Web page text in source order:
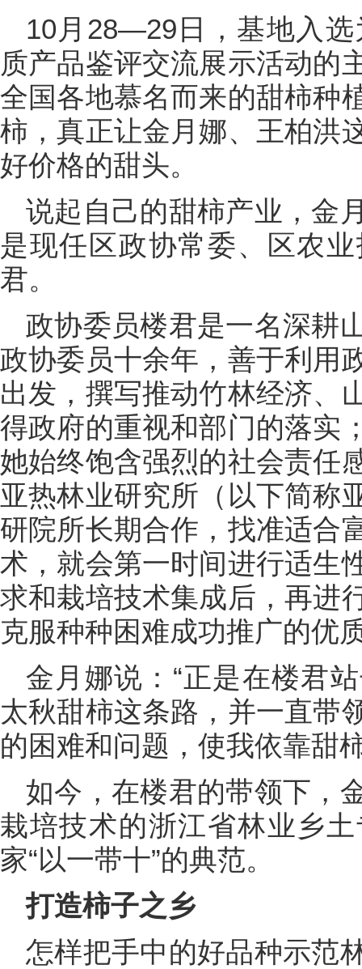
10月28—29日，基地入
质产品鉴评交流展示活动的
全国各地慕名而来的甜柿种
柿，真正让金月娜、王柏洪
好价格的甜头。
说起自己的甜柿产业，金
是现任区政协常委、区农
君。
政协委员楼君是一名深耕
政协委员十余年，善于利用
出发，撰写推动竹林经济、
得政府的重视和部门的落实
她始终饱含强烈的社会责任
亚热林业研究所（以下简称
研院所长期合作，找准适合
术，就会第一时间进行适生
求和栽培技术集成后，再进
克服种种困难成功推广的优
金月娜说：“正是在楼君
太秋甜柿这条路，并一直带
的困难和问题，使我依靠甜
如今，在楼君的带领下，
栽培技术的浙江省林业乡
家“以一带十”的典范。
打造柿子之乡
怎样把手中的好品种示范